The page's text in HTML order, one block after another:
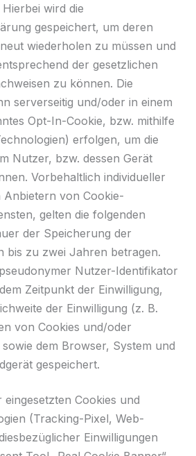
wird die
gespeichert, um deren
wiederholen zu müssen und
der gesetzlichen
zu können. Die
serverseitig und/oder in einem
Opt-In-Cookie, bzw. mithilfe
erfolgen, um die
Nutzer, bzw. dessen Gerät
Vorbehaltlich individueller
Anbietern von Cookie-
gelten die folgenden
der Speicherung der
bis zu zwei Jahren betragen.
Nutzer-Identifikator
Zeitpunkt der Einwilligung,
der Einwilligung (z. B.
von Cookies und/oder
dem Browser, System und
gespeichert.
Cookies und
(Tracking-Pixel, Web-
Einwilligungen